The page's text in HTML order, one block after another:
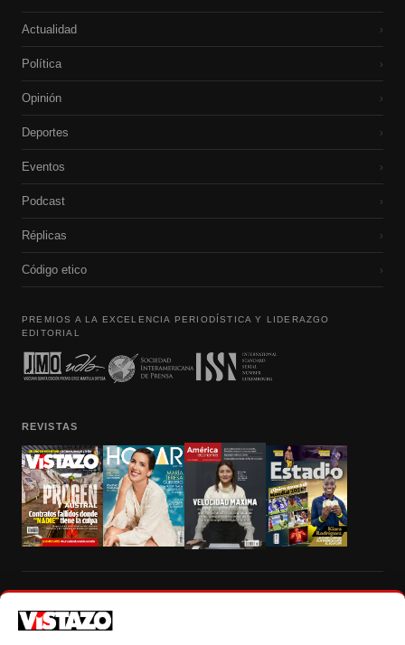
Actualidad ›
Política ›
Opinión ›
Deportes ›
Eventos ›
Podcast ›
Réplicas ›
Código etico ›
PREMIOS A LA EXCELENCIA PERIODÍSTICA Y LIDERAZGO
EDITORIAL
REVISTAS
autorización escrita de su titular, de todos los contenidos de Vistazo.com.